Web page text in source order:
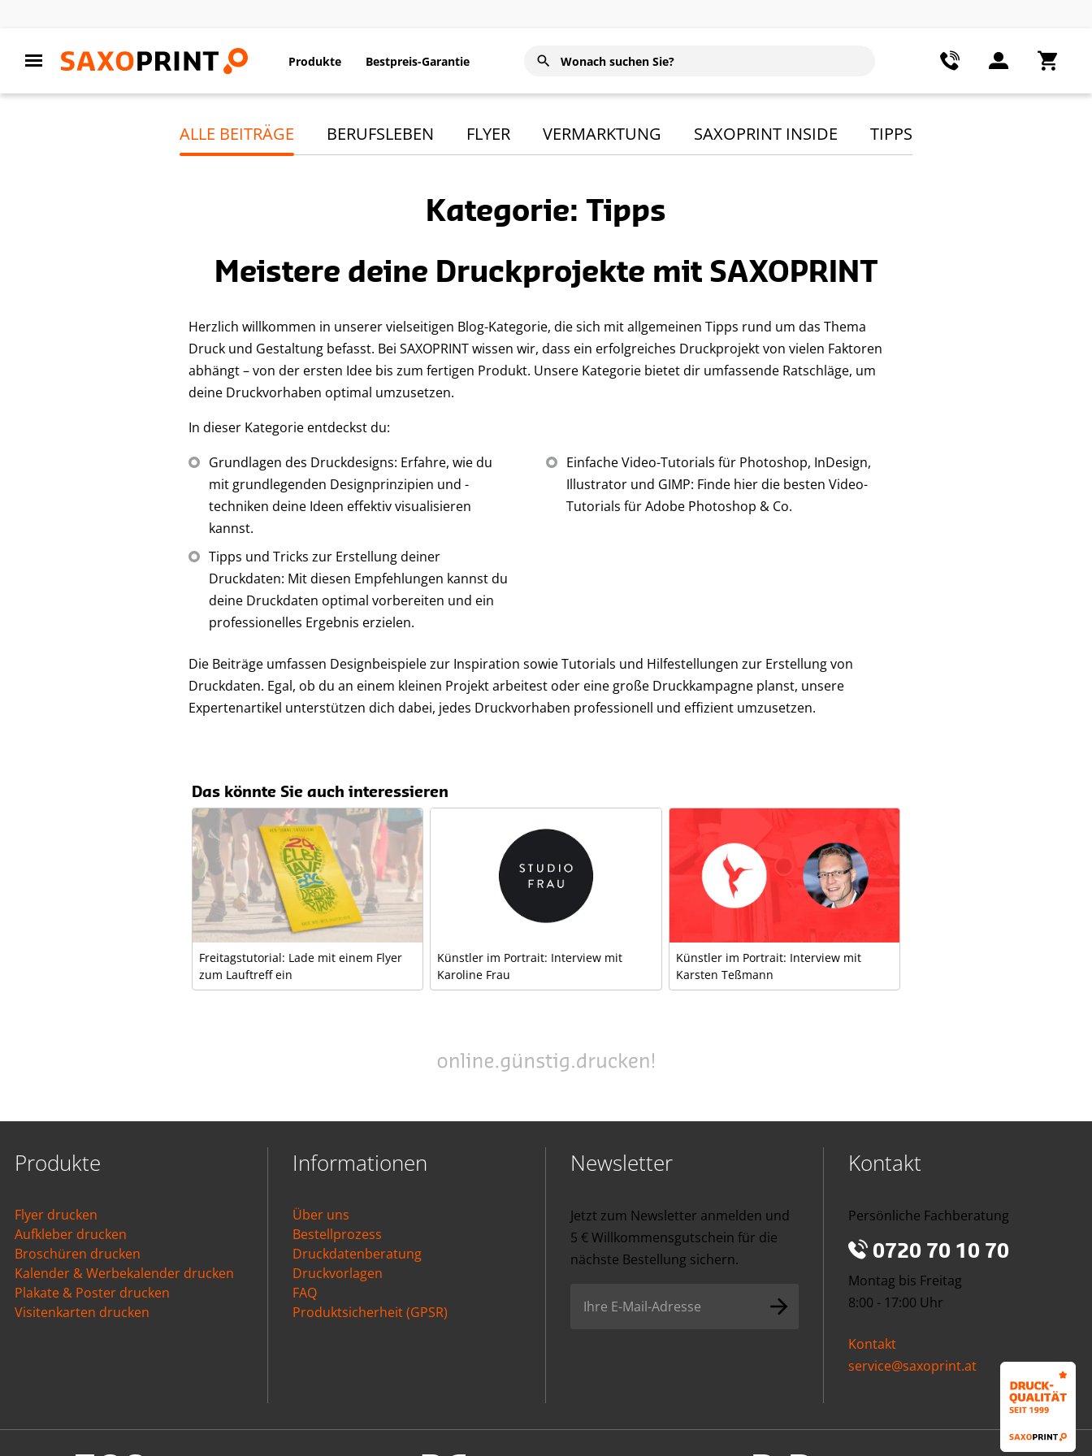
Produkte Bestpreis-Garantie
ALLE BEITRÄGE BERUFSLEBEN FLYER VERMARKTUNG SAXOPRINT INSIDE TIPPS
Kategorie: Tipps
Meistere deine Druckprojekte mit SAXOPRINT
Herzlich willkommen in unserer vielseitigen Blog-Kategorie, die sich mit allgemeinen Tipps rund um das Thema
Druck und Gestaltung befasst. Bei SAXOPRINT wissen wir, dass ein erfolgreiches Druckprojekt von vielen Faktoren
abhängt – von der ersten Idee bis zum fertigen Produkt. Unsere Kategorie bietet dir umfassende Ratschläge, um
deine Druckvorhaben optimal umzusetzen.
In dieser Kategorie entdeckst du:
Grundlagen des Druckdesigns: Erfahre, wie du
mit grundlegenden Designprinzipien und -
techniken deine Ideen effektiv visualisieren
kannst.
Einfache Video-Tutorials für Photoshop, InDesign,
Illustrator und GIMP: Finde hier die besten Video-
Tutorials für Adobe Photoshop & Co.
Tipps und Tricks zur Erstellung deiner
Druckdaten: Mit diesen Empfehlungen kannst du
deine Druckdaten optimal vorbereiten und ein
professionelles Ergebnis erzielen.
Die Beiträge umfassen Designbeispiele zur Inspiration sowie Tutorials und Hilfestellungen zur Erstellung von
Druckdaten. Egal, ob du an einem kleinen Projekt arbeitest oder eine große Druckkampagne planst, unsere
Expertenartikel unterstützen dich dabei, jedes Druckvorhaben professionell und effizient umzusetzen.
Das könnte Sie auch interessieren
Freitagstutorial: Lade mit einem Flyer
zum Lauftreff ein
Künstler im Portrait: Interview mit
Karoline Frau
Künstler im Portrait: Interview mit
Karsten Teßmann
Produkte
Flyer drucken
Aufkleber drucken
Broschüren drucken
Kalender & Werbekalender drucken
Plakate & Poster drucken
Visitenkarten drucken
Informationen
Über uns
Bestellprozess
Druckdatenberatung
Druckvorlagen
FAQ
Produktsicherheit (GPSR)
Newsletter
Jetzt zum Newsletter anmelden und
5 € Willkommensgutschein für die
nächste Bestellung sichern.
Kontakt
Persönliche Fachberatung
0720 70 10 70
Montag bis Freitag
8:00 - 17:00 Uhr
Kontakt
service@saxoprint.at